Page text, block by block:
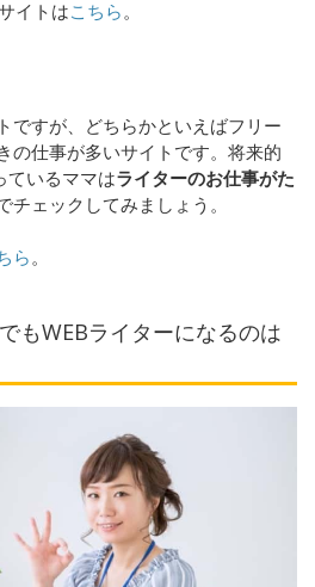
イトはこちら 。
ですが、どちらかといえばフリー
の仕事が多いサイトです。将来的
ているママはライターのお仕事がた
チェックしてみましょう。
ら。
もWEBライターになるのは